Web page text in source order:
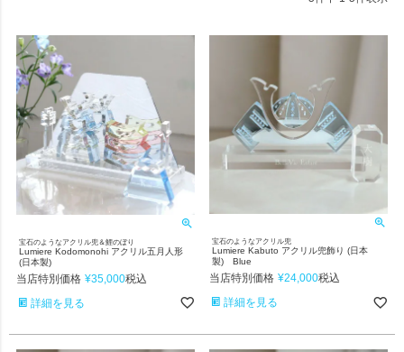
宝石のようなアクリル兜＆鯉のぼり
Lumiere Kodomonohi アクリル五月人形
(日本製)
当店特別価格 ¥35,000税込
詳細を見る
宝石のようなアクリル兜
Lumiere Kabuto アクリル兜飾り (日本
製) Blue
当店特別価格 ¥24,000税込
詳細を見る